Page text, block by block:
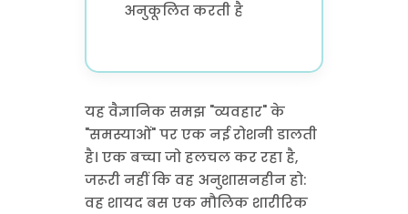
अनुकूलित करती है
यह वैज्ञानिक समझ "व्यवहार" के
"समस्याओं" पर एक नई रोशनी डालती
है। एक बच्चा जो हलचल कर रहा है,
जरूरी नहीं कि वह अनुशासनहीन हो:
वह शायद बस एक मौलिक शारीरिक